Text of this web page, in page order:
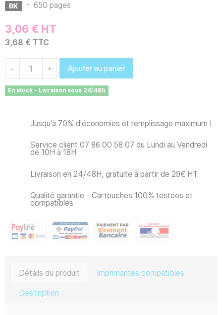
- 650 pages
3,06 € HT
3,68 € TTC
- + Ajouter au panier
En stock - Livraison sous 24/48h
Jusqu'à 70% d'économies et remplissage maximum !
Service client 07 86 00 58 07 du Lundi au Vendredi
de 10H à 18H
Livraison en 24/48H, gratuite à partir de 29€ HT
Qualité garantie - Cartouches 100% testées et
compatibles
Détails du produit Imprimantes compatibles
Description